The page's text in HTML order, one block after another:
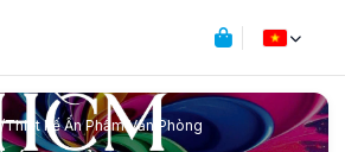
/Thiết kế Ấn Phẩm Văn Phòng